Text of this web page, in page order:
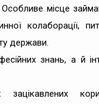
Особливе місце
колаборації,
держави.
знань, а й